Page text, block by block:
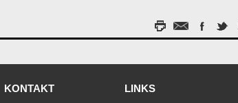
KONTAKT LINKS